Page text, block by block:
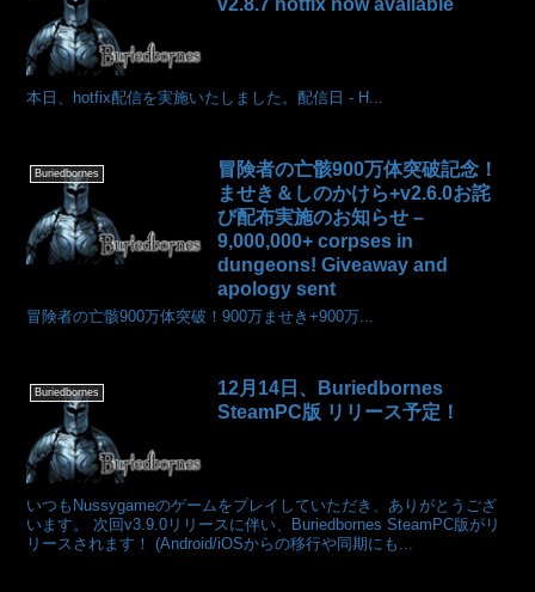
本日、hotfix配信を実施いたしました。配信日 - H...
Buriedbornes
冒険者の亡骸900万体突破記念！
ませき＆しのかけら+v2.6.0お詫
び配布実施のお知らせ –
9,000,000+ corpses in
dungeons! Giveaway and
apology sent
冒険者の亡骸900万体突破！900万ませき+900万...
Buriedbornes
12月14日、Buriedbornes
SteamPC版 リリース予定！
いつもNussygameのゲームをプレイしていただき、ありがとうござ
います。 次回v3.9.0リリースに伴い、Buriedbornes SteamPC版がリ
リースされます！ (Android/iOSからの移行や同期にも...